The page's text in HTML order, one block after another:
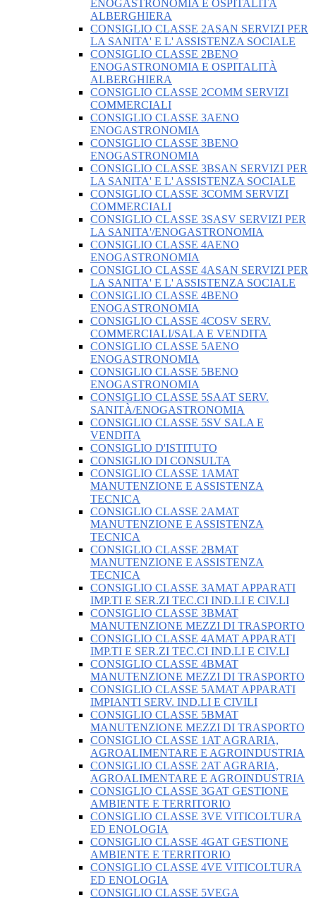
ENOGASTRONOMIA E OSPITALITÀ
ALBERGHIERA
CONSIGLIO CLASSE 2ASAN SERVIZI PER
LA SANITA' E L' ASSISTENZA SOCIALE
CONSIGLIO CLASSE 2BENO
ENOGASTRONOMIA E OSPITALITÀ
ALBERGHIERA
CONSIGLIO CLASSE 2COMM SERVIZI
COMMERCIALI
CONSIGLIO CLASSE 3AENO
ENOGASTRONOMIA
CONSIGLIO CLASSE 3BENO
ENOGASTRONOMIA
CONSIGLIO CLASSE 3BSAN SERVIZI PER
LA SANITA' E L' ASSISTENZA SOCIALE
CONSIGLIO CLASSE 3COMM SERVIZI
COMMERCIALI
CONSIGLIO CLASSE 3SASV SERVIZI PER
LA SANITA'/ENOGASTRONOMIA
CONSIGLIO CLASSE 4AENO
ENOGASTRONOMIA
CONSIGLIO CLASSE 4ASAN SERVIZI PER
LA SANITA' E L' ASSISTENZA SOCIALE
CONSIGLIO CLASSE 4BENO
ENOGASTRONOMIA
CONSIGLIO CLASSE 4COSV SERV.
COMMERCIALI/SALA E VENDITA
CONSIGLIO CLASSE 5AENO
ENOGASTRONOMIA
CONSIGLIO CLASSE 5BENO
ENOGASTRONOMIA
CONSIGLIO CLASSE 5SAAT SERV.
SANITÀ/ENOGASTRONOMIA
CONSIGLIO CLASSE 5SV SALA E
VENDITA
CONSIGLIO D'ISTITUTO
CONSIGLIO DI CONSULTA
CONSIGLIO CLASSE 1AMAT
MANUTENZIONE E ASSISTENZA
TECNICA
CONSIGLIO CLASSE 2AMAT
MANUTENZIONE E ASSISTENZA
TECNICA
CONSIGLIO CLASSE 2BMAT
MANUTENZIONE E ASSISTENZA
TECNICA
CONSIGLIO CLASSE 3AMAT APPARATI
IMP.TI E SER.ZI TEC.CI IND.LI E CIV.LI
CONSIGLIO CLASSE 3BMAT
MANUTENZIONE MEZZI DI TRASPORTO
CONSIGLIO CLASSE 4AMAT APPARATI
IMP.TI E SER.ZI TEC.CI IND.LI E CIV.LI
CONSIGLIO CLASSE 4BMAT
MANUTENZIONE MEZZI DI TRASPORTO
CONSIGLIO CLASSE 5AMAT APPARATI
IMPIANTI SERV. IND.LI E CIVILI
CONSIGLIO CLASSE 5BMAT
MANUTENZIONE MEZZI DI TRASPORTO
CONSIGLIO CLASSE 1AT AGRARIA,
AGROALIMENTARE E AGROINDUSTRIA
CONSIGLIO CLASSE 2AT AGRARIA,
AGROALIMENTARE E AGROINDUSTRIA
CONSIGLIO CLASSE 3GAT GESTIONE
AMBIENTE E TERRITORIO
CONSIGLIO CLASSE 3VE VITICOLTURA
ED ENOLOGIA
CONSIGLIO CLASSE 4GAT GESTIONE
AMBIENTE E TERRITORIO
CONSIGLIO CLASSE 4VE VITICOLTURA
ED ENOLOGIA
CONSIGLIO CLASSE 5VEGA